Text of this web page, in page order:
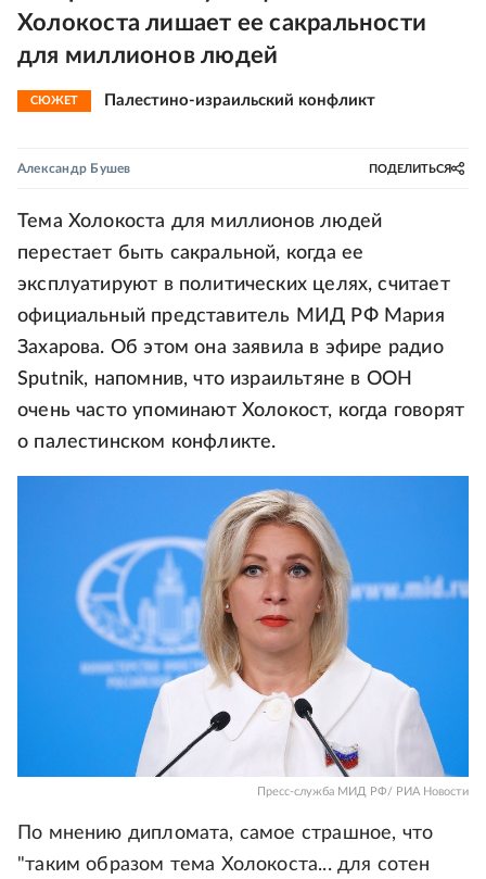
Холокоста лишает ее сакральности
для миллионов людей
СЮЖЕТ Палестино-израильский конфликт
Александр Бушев ПОДЕЛИТЬСЯ
Тема Холокоста для миллионов людей
перестает быть сакральной, когда ее
эксплуатируют в политических целях, считает
официальный представитель МИД РФ Мария
Захарова. Об этом она заявила в эфире радио
Sputnik, напомнив, что израильтяне в ООН
очень часто упоминают Холокост, когда говорят
о палестинском конфликте.
Пресс-служба МИД РФ/ РИА Новости
По мнению дипломата, самое страшное, что
"таким образом тема Холокоста... для сотен